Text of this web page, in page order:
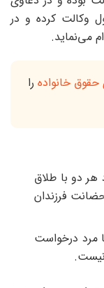
وکالت کرده و در
می‌نماید.
حقوق خانواده را
هر دو با طلاق
فرزندان
مرد درخواست